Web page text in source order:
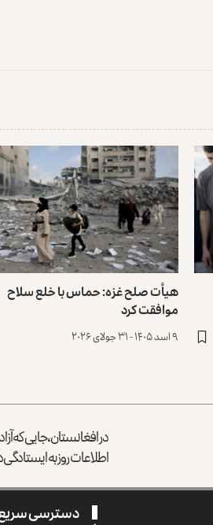
هیأت صلح غزه: حماس با خلع سلاح
موافقت کرد
۹ اسد ۱۴۰۵ - ۳۱ جولای ۲۰۲۶
در افغانستان، جایی که
اطلاعات روز به
دسترسی